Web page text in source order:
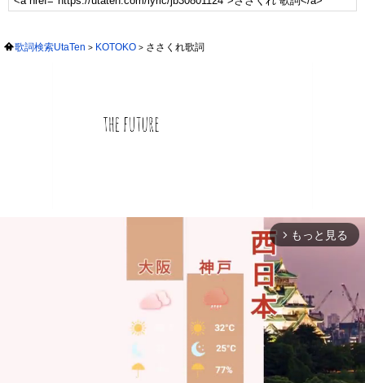
歌詞検索UtaTen KOTOKO ささくれ歌詞
arrow_forward_ios もっと見る